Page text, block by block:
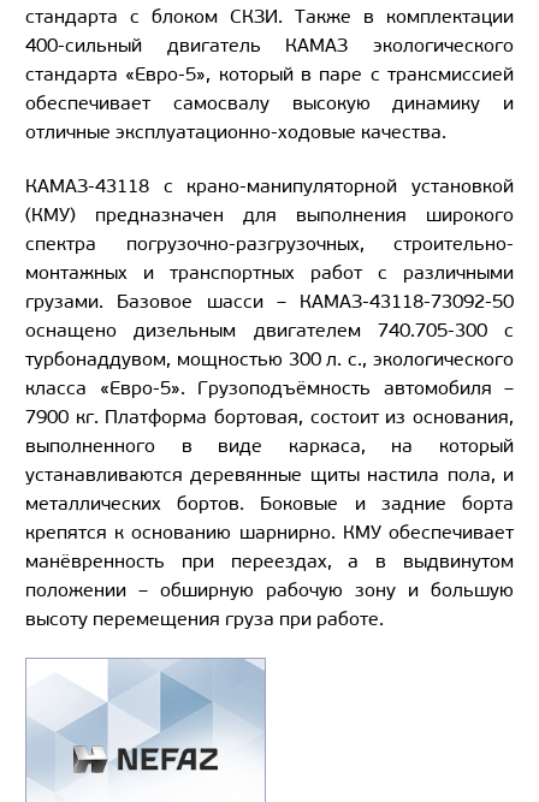
стандарта с блоком СКЗИ. Также в комплектации
400-сильный двигатель КАМАЗ экологического
стандарта «Евро-5», который в паре с трансмиссией
обеспечивает самосвалу высокую динамику и
отличные эксплуатационно-ходовые качества.
КАМАЗ-43118 c крано-манипуляторной установкой
(КМУ) предназначен для выполнения широкого
спектра погрузочно-разгрузочных, строительно-
монтажных и транспортных работ с различными
грузами. Базовое шасси – КАМАЗ-43118-73092-50
оснащено дизельным двигателем 740.705-300 с
турбонаддувом, мощностью 300 л. с., экологического
класса «Евро-5». Грузоподъёмность автомобиля –
7900 кг. Платформа бортовая, состоит из основания,
выполненного в виде каркаса, на который
устанавливаются деревянные щиты настила пола, и
металлических бортов. Боковые и задние борта
крепятся к основанию шарнирно. КМУ обеспечивает
манёвренность при переездах, а в выдвинутом
положении – обширную рабочую зону и большую
высоту перемещения груза при работе.